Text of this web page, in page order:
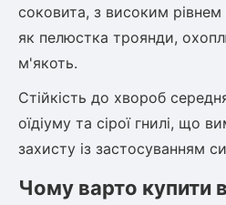
Очиток (седум)
Вівсяниця
Рослини що в'ються
Гліцинія (Вістерія)
Жимолость
соковита, з високим
як пелюстка троянди,
м'якоть.
Стійкість до хвороб
оїдіуму та сірої гнилі, що
захисту із застосуванням
Чому варто купити